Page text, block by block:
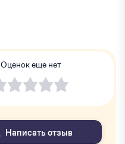
Оценок еще нет
Написать отзыв